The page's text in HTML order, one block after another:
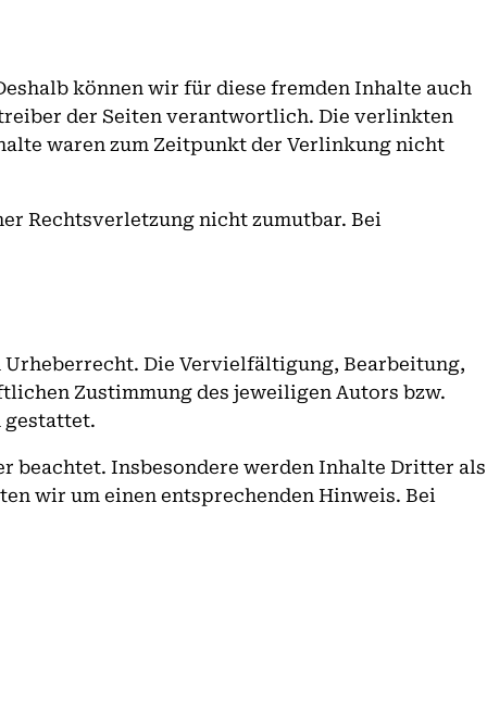
können wir für diese fremden Inhalte auch
der Seiten verantwortlich. Die verlinkten
waren zum Zeitpunkt der Verlinkung nicht
Rechtsverletzung nicht zumutbar. Bei
Die Vervielfältigung, Bearbeitung,
Zustimmung des jeweiligen Autors bzw.
gestattet.
beachtet. Insbesondere werden Inhalte Dritter als
wir um einen entsprechenden Hinweis. Bei